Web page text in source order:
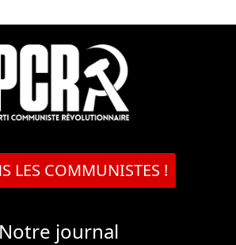
LES COMMUNISTES !
Notre journal